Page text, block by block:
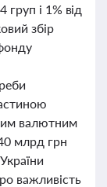
і 1% від
збір
валютним
млрд грн
важливість